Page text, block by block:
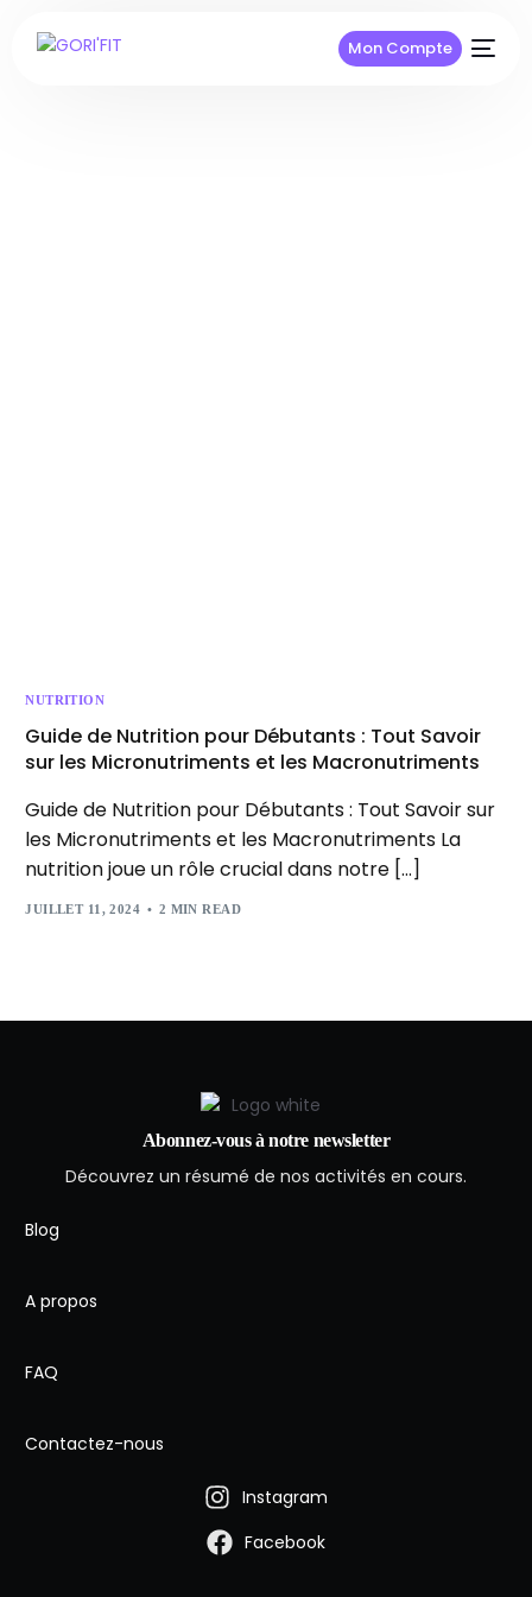
Mon Compte
NUTRITION
Guide de Nutrition pour Débutants : Tout Savoir
sur les Micronutriments et les Macronutriments
Guide de Nutrition pour Débutants : Tout Savoir sur
les Micronutriments et les Macronutriments La
nutrition joue un rôle crucial dans notre […]
JUILLET 11, 2024 2 MIN READ
Abonnez-vous à notre newsletter
Découvrez un résumé de nos activités en cours.
Blog
A propos
FAQ
Contactez-nous
Instagram
Facebook